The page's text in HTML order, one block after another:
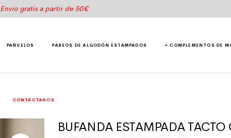
Envío gratis a partir de 50€
PAÑUELOS PAREOS DE ALGODÓN ESTAMPADOS + COMPLEMENTOS DE
CONTÁCTANOS
BUFANDA ESTAMPADA TACTO